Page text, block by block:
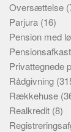
Oversættelse
Parjura (16)
Pension med
Privattegnede
Rådgivning
Rækkehuse
Realkredit (8)